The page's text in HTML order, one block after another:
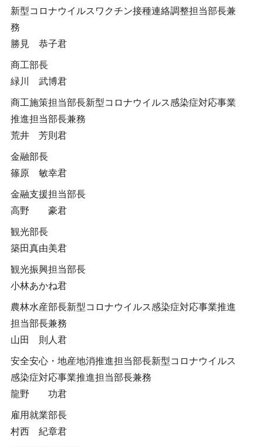
新型コロナウイルスワクチン接種連絡調整担当部長兼
務
勝見 恭子君
商工部長
緑川 武博君
商工施策担当部長新型コロナウイルス感染症対応事業
推進担当部長兼務
荒井 芳則君
金融部長
篠原 敏幸君
金融支援担当部長
高野 豪君
観光部長
築田真由美君
観光振興担当部長
小林あかね君
農林水産部長新型コロナウイルス感染症対応事業推進
担当部長兼務
山田 則人君
安全安心・地産地消推進担当部長新型コロナウイルス
感染症対応事業推進担当部長兼務
龍野 功君
雇用就業部長
村西 紀章君